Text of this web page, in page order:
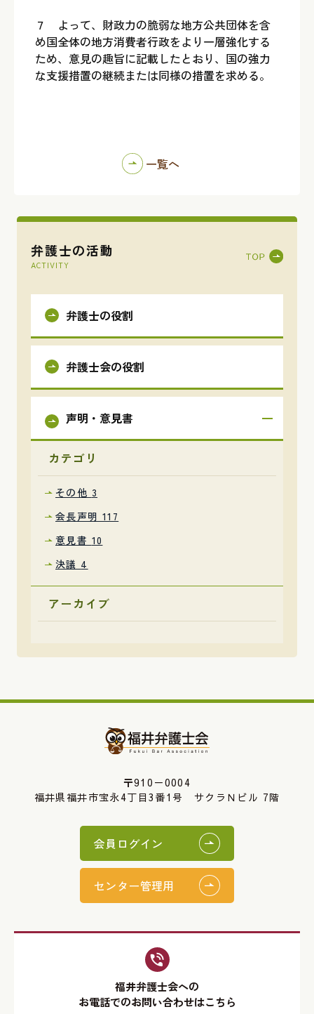
弁護士の活動
ACTIVITY
弁護士の役割
弁護士会の役割
声明・意見書
カテゴリ
その他 3
会長声明 117
意見書 10
決議 4
アーカイブ
７ よって、財政力の脆弱な地方公共団体を含
め国全体の地方消費者行政をより一層強化する
ため、意見の趣旨に記載したとおり、国の強力
な支援措置の継続または同様の措置を求める。
一覧へ
〒910－0004
福井県福井市宝永4丁目3番1号 サクラＮビル 7階
会員ログイン
センター管理用
福井弁護士会への
お電話でのお問い合わせはこちら